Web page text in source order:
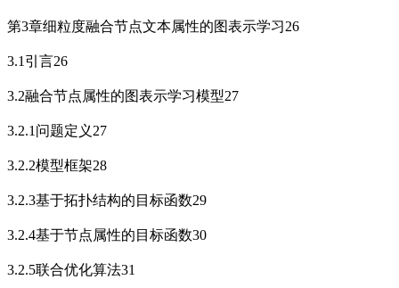
第3章细粒度融合节点文本属性的图表示学习26
3.1引言26
3.2融合节点属性的图表示学习模型27
3.2.1问题定义27
3.2.2模型框架28
3.2.3基于拓扑结构的目标函数29
3.2.4基于节点属性的目标函数30
3.2.5联合优化算法31